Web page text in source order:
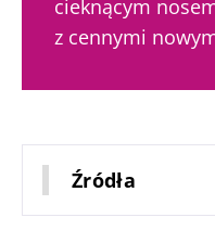
cieknącym
z cennymi
Źródła
mikroorganizmy
kefir zyskuje na
więcej